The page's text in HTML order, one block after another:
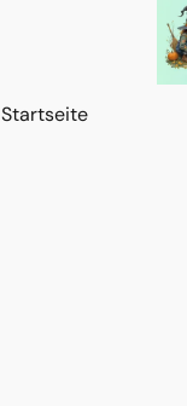
Startseite